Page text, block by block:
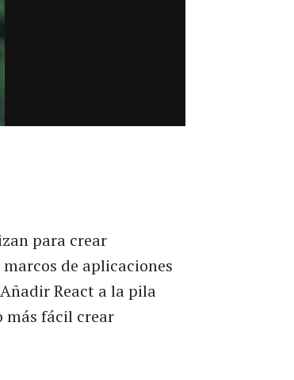
para crear
de aplicaciones
React a la pila
más fácil crear